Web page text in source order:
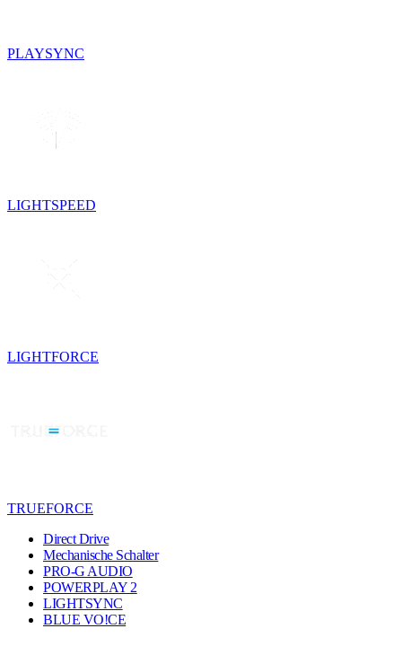
PLAYSYNC
LIGHTSPEED
LIGHTFORCE
TRUEFORCE
Direct Drive
Mechanische Schalter
PRO-G AUDIO
POWERPLAY 2
LIGHTSYNC
BLUE VO!CE